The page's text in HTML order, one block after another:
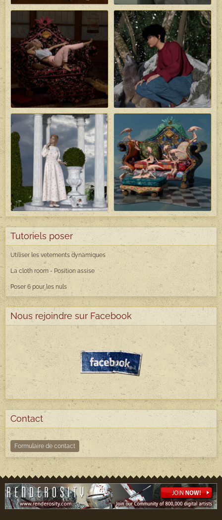
Tutoriels poser
Utiliser les vetements dynamiques
La cloth room - Position assise
Poser 6 pour les nuls
Nous rejoindre sur Facebook
Contact
Formulaire de contact